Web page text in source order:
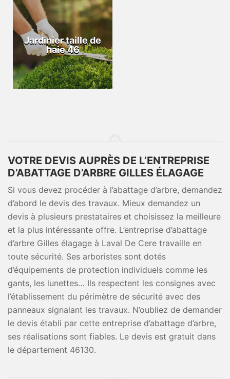
Jardinier taille de
haie 46
VOTRE DEVIS AUPRÈS DE L’ENTREPRISE
D’ABATTAGE D’ARBRE GILLES ÉLAGAGE
Si vous devez procéder à l’abattage d’arbre, demandez
d’abord le devis des travaux. Mieux demandez un
devis à plusieurs prestataires et choisissez la meilleure
et la plus intéressante offre. L’entreprise d’abattage
d’arbre Gilles élagage à Laval De Cere travaille en
toute sécurité. Ses arboristes sont dotés
d’équipements de protection individuels comme les
gants, les lunettes… Ils respectent les consignes avec
l’établissement du périmètre de sécurité avec des
panneaux signalant les travaux. N’oubliez de demander
le devis établi par cette entreprise d’abattage d’arbre,
ses réalisations sont fiables. Le devis est gratuit dans
le département 46130.